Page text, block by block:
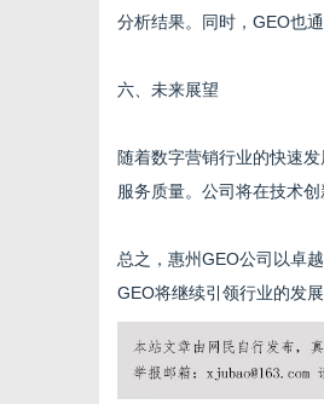
分析结果。同时，GEO也
六、未来展望
随着数字营销行业的快速
服务质量。公司将在技术
总之，惠州GEO公司以卓
GEO将继续引领行业的发